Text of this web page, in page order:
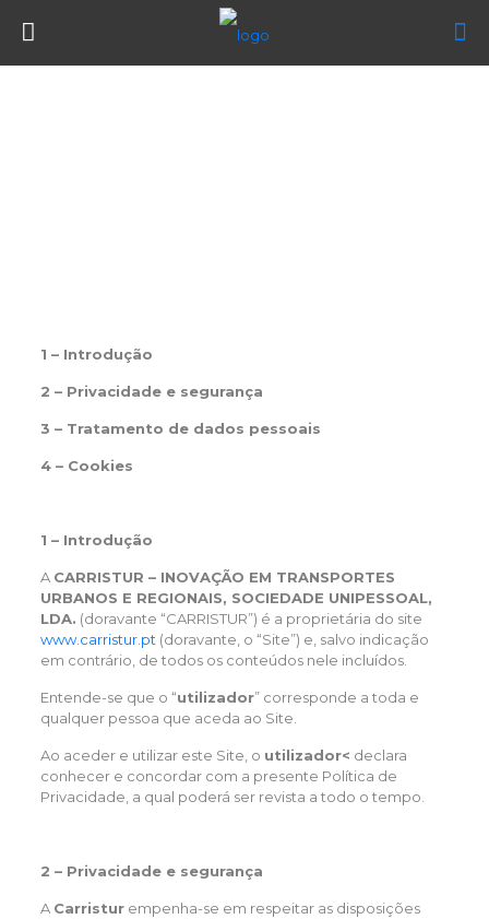
1 – Introdução
2 – Privacidade e segurança
3 – Tratamento de dados pessoais
4 – Cookies
1 – Introdução
A CARRISTUR – INOVAÇÃO EM TRANSPORTES
URBANOS E REGIONAIS, SOCIEDADE UNIPESSOAL,
LDA. (doravante “CARRISTUR”) é a proprietária do site
www.carristur.pt (doravante, o “Site”) e, salvo indicação
em contrário, de todos os conteúdos nele incluídos.
Entende-se que o “utilizador” corresponde a toda e
qualquer pessoa que aceda ao Site.
Ao aceder e utilizar este Site, o utilizador< declara
conhecer e concordar com a presente Política de
Privacidade, a qual poderá ser revista a todo o tempo.
2 – Privacidade e segurança
A Carristurempenha-se em respeitar as disposições